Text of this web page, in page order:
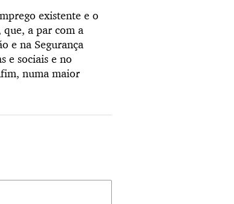
existente e o
a par com a
e na Segurança
e sociais e no
numa maior